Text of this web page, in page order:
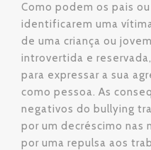
Como podem os pais
identificarem uma
de uma criança ou
introvertida e
para expressar a sua
como pessoa. As
negativos do bullying
por um decréscimo nas
por uma repulsa aos